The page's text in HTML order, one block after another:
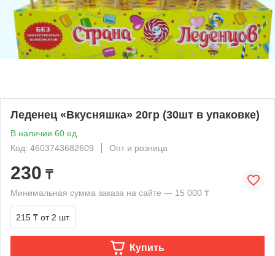
Леденец «Вкусняшка» 20гр (30шт в упаковке)
В наличии 60 ед.
Код: 4603743682609
Опт и розница
230 ₸
Минимальная сумма заказа на сайте — 15 000 ₸
215 ₸ от 2 шт.
Купить